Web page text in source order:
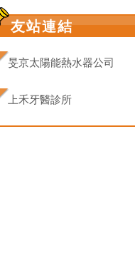
友站連結
旻京太陽能熱水器公司
上禾牙醫診所